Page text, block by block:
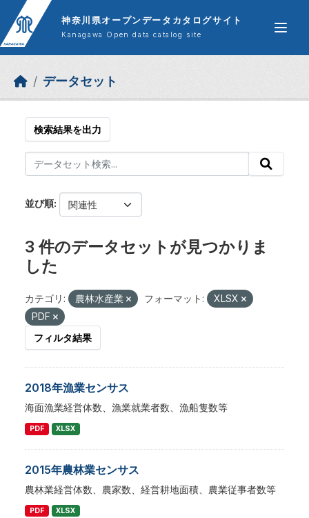
Skip to main content
神奈川県オープンデータカタログサイト
Kanagawa Open data catalog site
データセット
検索結果を出力
並び順
3 件のデータセットが見つかりま
した
カテゴリ: 農林水産業 フォーマット:
XLSX
PDF
フィルタ結果
2018年漁業センサス
海面漁業経営体数、漁業就業者数、漁船隻数等
PDF XLSX
2015年農林業センサス
農林業経営体数、農家数、経営耕地面積、農業従事者数等
PDF XLSX